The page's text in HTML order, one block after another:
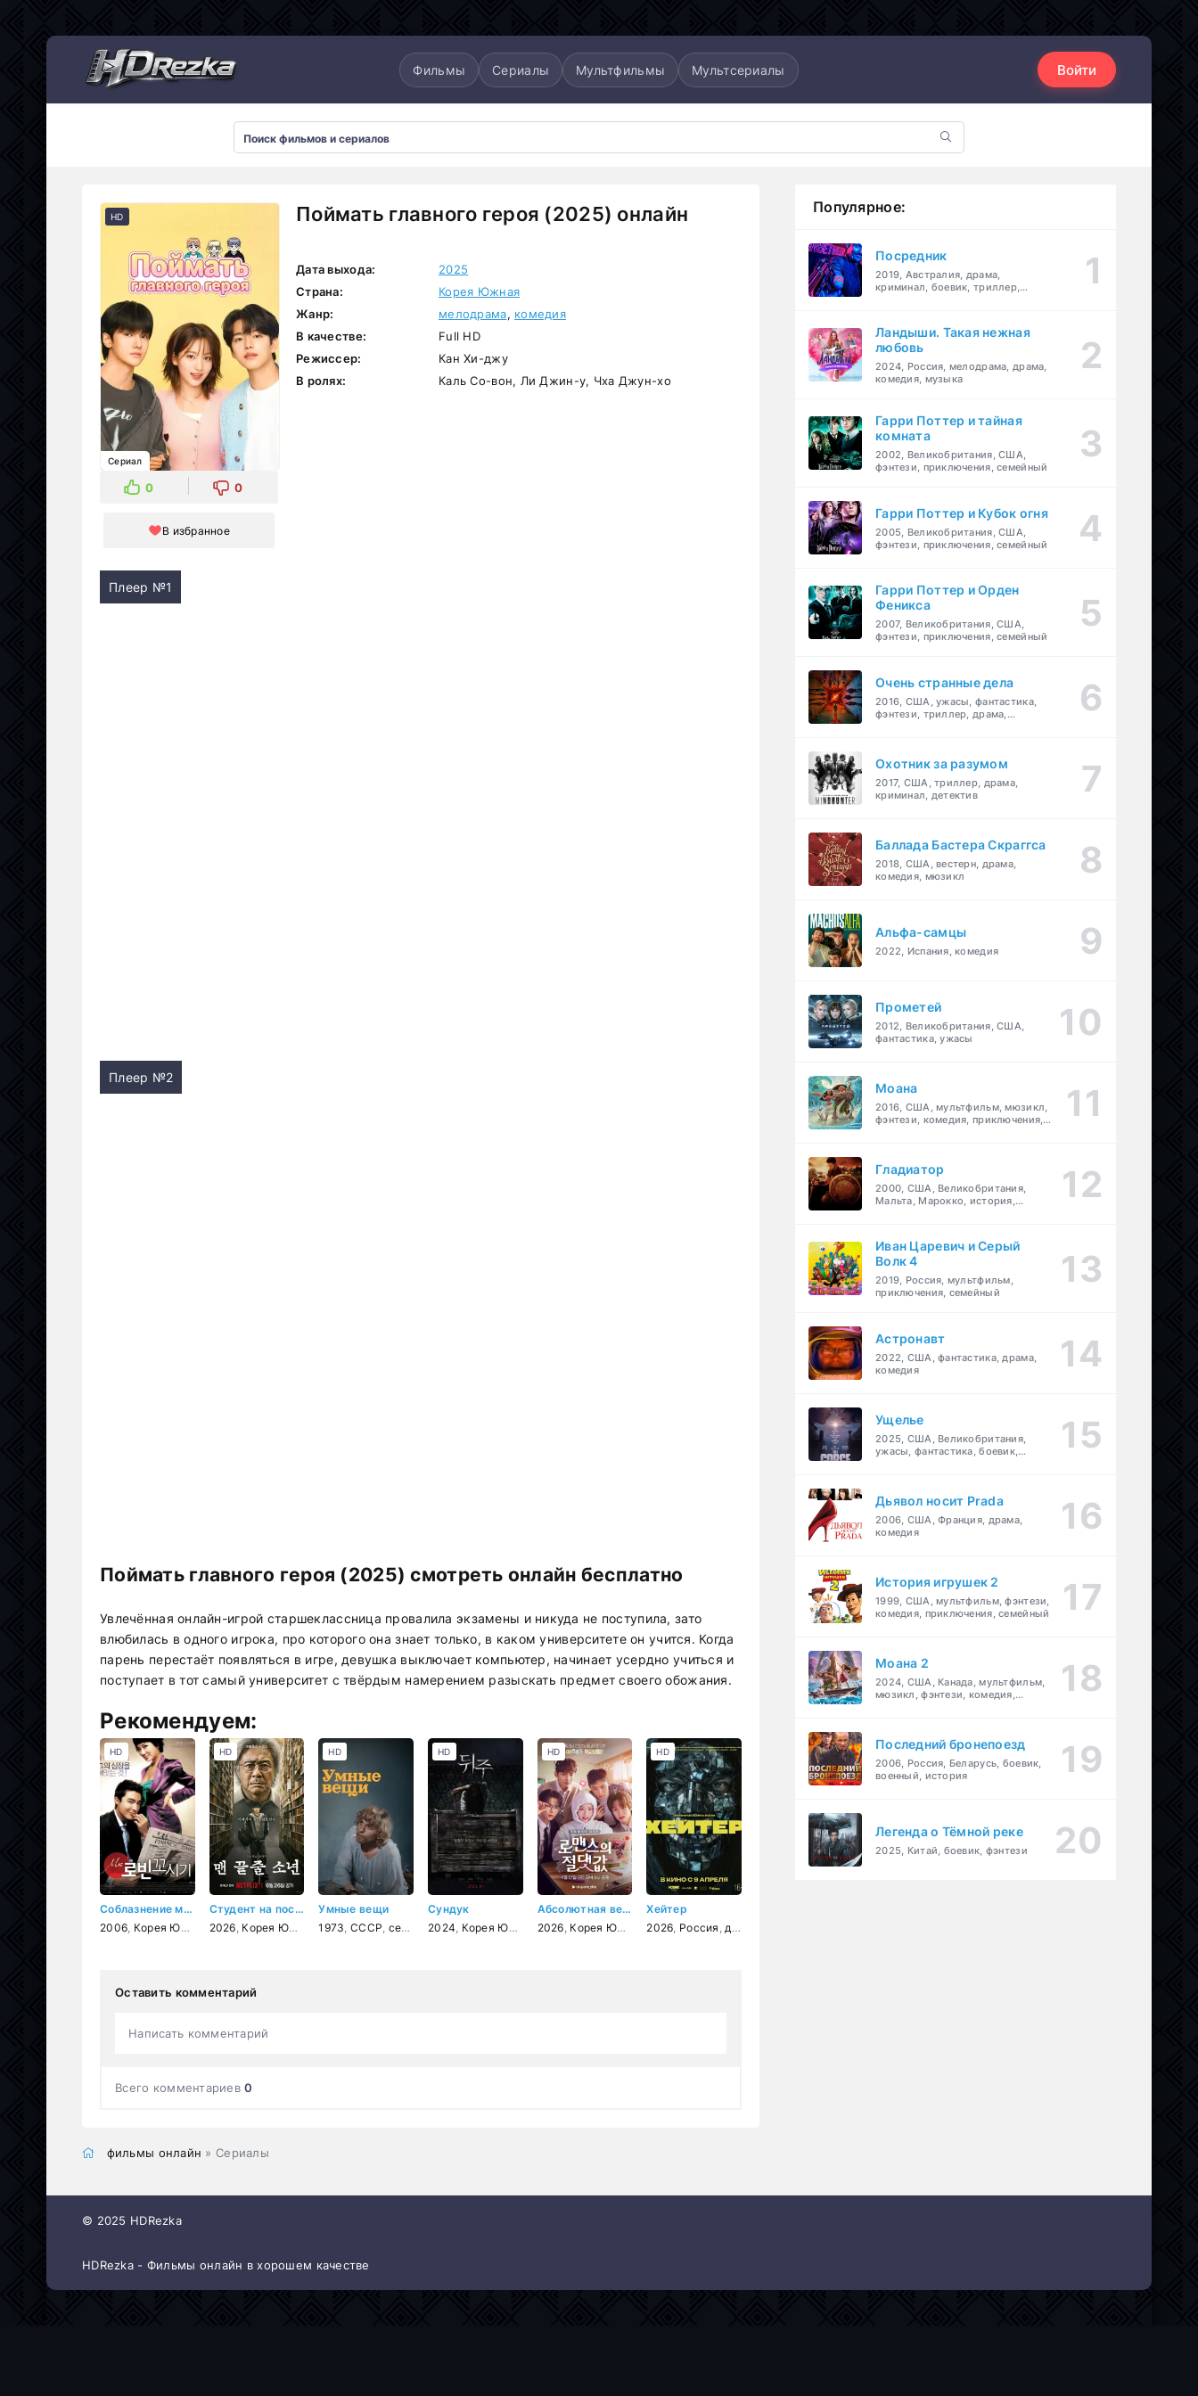
Фильмы Сериалы Мультфильмы Мультсериалы Войти
Поймать главного героя (2025) онлайн
HD
Сериал
0 0
В избранное
Дата выхода:
2025
Страна:
Корея Южная
Жанр:
мелодрама, комедия
В качестве:
Full HD
Режиссер:
Кан Хи-джу
В ролях:
Каль Со-вон, Ли Джин-у, Чха Джун-хо
Плеер №1
Плеер №2
Поймать главного героя (2025) смотреть онлайн бесплатно
Увлечённая онлайн-игрой старшеклассница провалила экзамены и никуда не поступила, зато
влюбилась в одного игрока, про которого она знает только, в каком университете он учится. Когда
парень перестаёт появляться в игре, девушка выключает компьютер, начинает усердно учиться и
поступает в тот самый университет с твёрдым намерением разыскать предмет своего обожания.
Рекомендуем:
Соблазнение мистера Совершенство
2006 Корея Южная ,мелодрама ,комедия
HD
Студент на последнем ряду
2026 Корея Южная , триллер,детектив ,драма
HD
Умные вещи
1973 СССР семейный ,фэнтези
HD
Сундук
2024 Корея Южная ,ужасы
HD
Абсолютная величина любви
2026 Корея Южная ,мелодрама, комедия
HD
Хейтер
2026 Россия драма
HD
Оставить комментарий
Написать комментарий
Всего комментариев0
фильмы онлайн » Сериалы
Популярное:
Посредник
2019, Австралия, драма,
криминал, боевик, триллер,
Ландыши. Такая нежная
любовь
2024, Россия, мелодрама, драма,
комедия, музыка
Гарри Поттер и тайная
комната
2002, Великобритания, США,
фэнтези, приключения, семейный
Гарри Поттер и Кубок огня
2005, Великобритания, США,
фэнтези, приключения, семейный
Гарри Поттер и Орден
Феникса
2007, Великобритания, США,
фэнтези, приключения, семейный
Очень странные дела
2016, США, ужасы, фантастика,
фэнтези, триллер, драма,
Охотник за разумом
2017, США, триллер, драма,
криминал, детектив
Баллада Бастера Скраггса
2018, США, вестерн, драма,
комедия, мюзикл
Альфа-самцы
2022, Испания, комедия
Прометей
2012, Великобритания, США,
фантастика, ужасы
Моана
2016, США, мультфильм, мюзикл,
фэнтези, комедия, приключения,
Гладиатор
2000, США, Великобритания,
Мальта, Марокко, история,
Иван Царевич и Серый
Волк 4
2019, Россия, мультфильм,
приключения, семейный
Астронавт
2022, США, фантастика, драма,
комедия
Ущелье
2025, США, Великобритания,
ужасы, фантастика, боевик,
Дьявол носит Prada
2006, США, Франция, драма,
комедия
История игрушек 2
1999, США, мультфильм, фэнтези,
комедия, приключения, семейный
Моана 2
2024, США, Канада, мультфильм,
мюзикл, фэнтези, комедия,
Последний бронепоезд
2006, Россия, Беларусь, боевик,
военный, история
Легенда о Тёмной реке
2025, Китай, боевик, фэнтези
© 2025 HDRezka
HDRezka - Фильмы онлайн в хорошем качестве
Мультсериалы